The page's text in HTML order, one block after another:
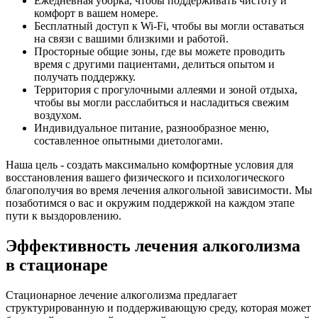
комфорт в вашем номере.
Бесплатный доступ к Wi-Fi, чтобы вы могли оставаться
на связи с вашими близкими и работой.
Просторные общие зоны, где вы можете проводить
время с другими пациентами, делиться опытом и
получать поддержку.
Территория с прогулочными аллеями и зоной отдыха,
чтобы вы могли расслабиться и насладиться свежим
воздухом.
Индивидуальное питание, разнообразное меню,
составленное опытными диетологами.
Наша цель - создать максимально комфортные условия для
восстановления вашего физического и психологического
благополучия во время лечения алкогольной зависимости. Мы
позаботимся о вас и окружим поддержкой на каждом этапе
пути к выздоровлению.
Эффективность лечения алкоголизма
в стационаре
Стационарное лечение алкоголизма предлагает
структурированную и поддерживающую среду, которая может